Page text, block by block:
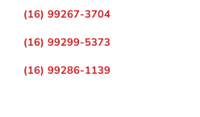
(16) 99267-3704
(16) 99299-5373
(16) 99286-1139